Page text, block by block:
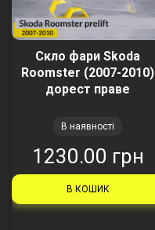
Скло фари Skoda
Roomster (2007-2010)
дорест праве
В наявності
1230.00 грн
В КОШИК